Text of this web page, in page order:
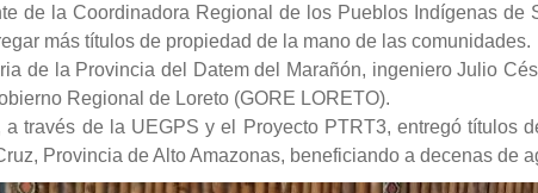
de la Coordinadora Regional de los Pueblos Indígenas
más títulos de propiedad de la mano de las comunidades.
de la Provincia del Datem del Marañón, ingeniero Julio
Regional de Loreto (GORE LORETO).
a través de la UEGPS y el Proyecto PTRT3, entregó títulos
Provincia de Alto Amazonas, beneficiando a decenas de